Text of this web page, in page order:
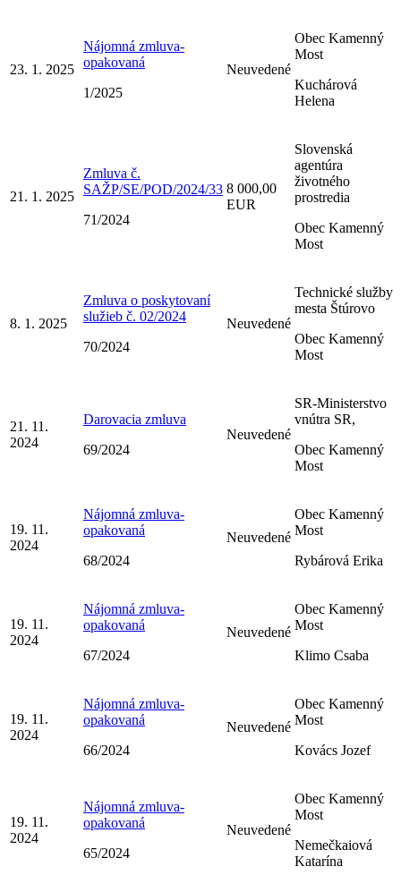
23. 1. 2025
Nájomná zmluva-
opakovaná
1/2025
Neuvedené
Obec Kamenný
Most
Kuchárová
Helena
21. 1. 2025
Zmluva č.
SAŽP/SE/POD/2024/33
71/2024
8 000,00
EUR
Slovenská
agentúra
životného
prostredia
Obec Kamenný
Most
8. 1. 2025
Zmluva o poskytovaní
služieb č. 02/2024
70/2024
Neuvedené
Technické služby
mesta Štúrovo
Obec Kamenný
Most
21. 11.
2024
Darovacia zmluva
69/2024
Neuvedené
SR-Ministerstvo
vnútra SR,
Obec Kamenný
Most
19. 11.
2024
Nájomná zmluva-
opakovaná
68/2024
Neuvedené
Obec Kamenný
Most
Rybárová Erika
19. 11.
2024
Nájomná zmluva-
opakovaná
67/2024
Neuvedené
Obec Kamenný
Most
Klimo Csaba
19. 11.
2024
Nájomná zmluva-
opakovaná
66/2024
Neuvedené
Obec Kamenný
Most
Kovács Jozef
19. 11.
2024
Nájomná zmluva-
opakovaná
65/2024
Neuvedené
Obec Kamenný
Most
Nemečkaiová
Katarína